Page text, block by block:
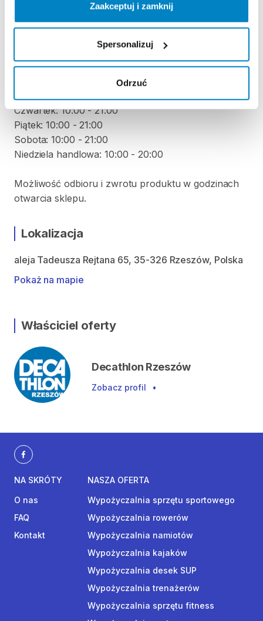
Zaakceptuj i zamknij
Spersonalizuj
Odrzuć
ODBIÓR I ZWROT SPRZĘTU
Poniedziałek: 10:00 - 21:00
Środa: 10:00 - 21:00
Czwartek: 10:00 - 21:00
Piątek: 10:00 - 21:00
Sobota: 10:00 - 21:00
Niedziela handlowa: 10:00 - 20:00
Możliwość odbioru i zwrotu produktu w godzinach
otwarcia sklepu.
Lokalizacja
aleja Tadeusza Rejtana 65, 35-326 Rzeszów, Polska
Pokaż na mapie
Właściciel oferty
Decathlon Rzeszów
Zobacz profil •
NA SKRÓTY
O nas
FAQ
Kontakt
NASZA OFERTA
Wypożyczalnia sprzętu sportowego
Wypożyczalnia rowerów
Wypożyczalnia namiotów
Wypożyczalnia kajaków
Wypożyczalnia desek SUP
Wypożyczalnia trenażerów
Wypożyczalnia sprzętu fitness